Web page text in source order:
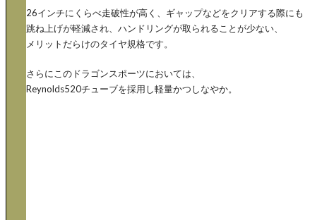
26インチにくらべ走破性が高く、ギャップなどをクリアする際にも
跳ね上げが軽減され、ハンドリングが取られることが少ない、
メリットだらけのタイヤ規格です。
さらにこのドラゴンスポーツにおいては、
Reynolds520チューブを採用し軽量かつしなやか。